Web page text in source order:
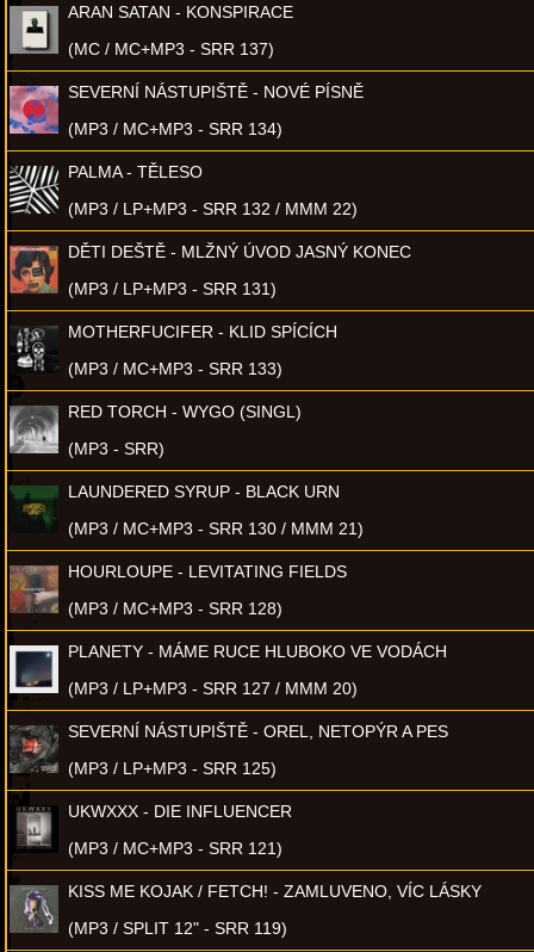
ARAN SATAN - KONSPIRACE
(MC / MC+MP3 - SRR 137)
SEVERNÍ NÁSTUPIŠTĚ - NOVÉ PÍSNĚ
(MP3 / MC+MP3 - SRR 134)
PALMA - TĚLESO
(MP3 / LP+MP3 - SRR 132 / MMM 22)
DĚTI DEŠTĚ - MLŽNÝ ÚVOD JASNÝ KONEC
(MP3 / LP+MP3 - SRR 131)
MOTHERFUCIFER - KLID SPÍCÍCH
(MP3 / MC+MP3 - SRR 133)
RED TORCH - WYGO (SINGL)
(MP3 - SRR)
LAUNDERED SYRUP - BLACK URN
(MP3 / MC+MP3 - SRR 130 / MMM 21)
HOURLOUPE - LEVITATING FIELDS
(MP3 / MC+MP3 - SRR 128)
PLANETY - MÁME RUCE HLUBOKO VE VODÁCH
(MP3 / LP+MP3 - SRR 127 / MMM 20)
SEVERNÍ NÁSTUPIŠTĚ - OREL, NETOPÝR A PES
(MP3 / LP+MP3 - SRR 125)
UKWXXX - DIE INFLUENCER
(MP3 / MC+MP3 - SRR 121)
KISS ME KOJAK / FETCH! - ZAMLUVENO, VÍC LÁSKY
(MP3 / SPLIT 12" - SRR 119)